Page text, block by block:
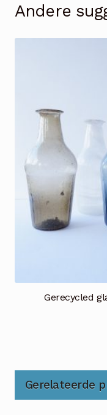
Andere
Gerecycled
Gerelateerde